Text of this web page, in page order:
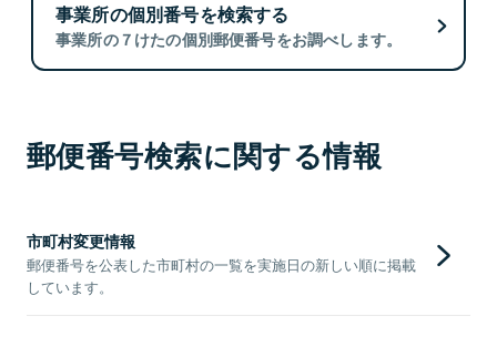
事業所の個別番号を検索する
事業所の７けたの個別郵便番号をお調べします。
郵便番号検索に関する情報
市町村変更情報
郵便番号を公表した市町村の一覧を実施日の新しい順に掲載
しています。